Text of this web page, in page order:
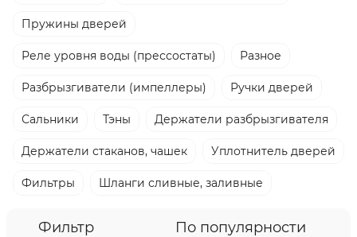
Пружины дверей
Реле уровня воды (прессостаты) Разное
Разбрызгиватели (импеллеры) Ручки дверей
Сальники Тэны Держатели разбрызгивателя
Держатели стаканов, чашек Уплотнитель дверей
Фильтры Шланги сливные, заливные
Фильтр По популярности